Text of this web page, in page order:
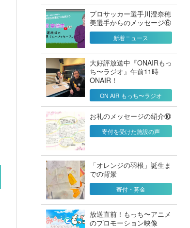
プロサッカー選手川澄奈穂
美選手からのメッセージ⑥
新着ニュース
大好評放送中『ONAIRもっ
ち〜ラジオ』午前11時
ONAIR！
ON AIR もっち〜ラジオ
お礼のメッセージの紹介⑩
寄付を受けた施設の声
「オレンジの羽根」誕生ま
での背景
寄付・募金
放送直前！もっち〜アニメ
のプロモーション映像